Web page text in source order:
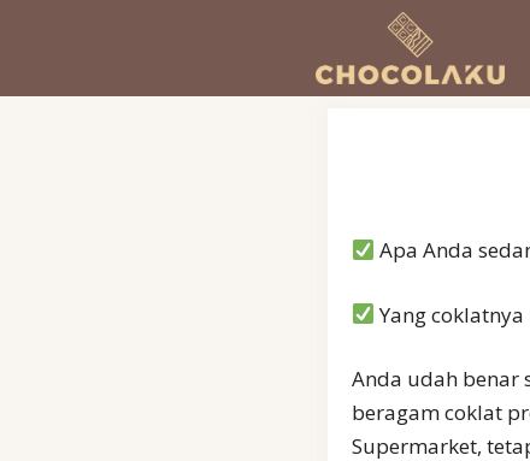
Apa Anda
Yang
Anda udah benar
beragam coklat
Supermarket,